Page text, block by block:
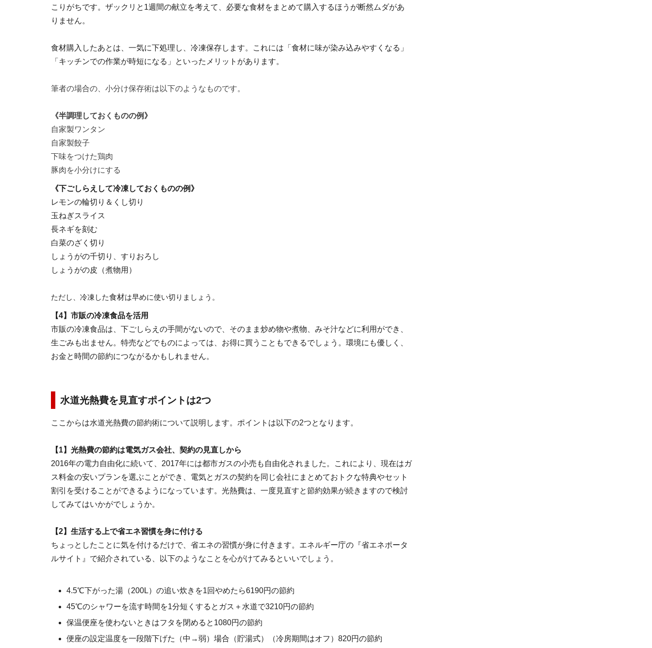
こりがちです。ザックリと1週間の献立を考えて、必要な食材をまとめて購入するほうが断然ムダがあ
りません。
食材購入したあとは、一気に下処理し、冷凍保存します。これには「食材に味が染み込みやすくなる」
「キッチンでの作業が時短になる」といったメリットがあります。
筆者の場合の、小分け保存術は以下のようなものです。
《半調理しておくものの例》
自家製ワンタン
自家製餃子
下味をつけた鶏肉
豚肉を小分けにする
《下ごしらえして冷凍しておくものの例》
レモンの輪切り＆くし切り
玉ねぎスライス
長ネギを刻む
白菜のざく切り
しょうがの千切り、すりおろし
しょうがの皮（煮物用）
ただし、冷凍した食材は早めに使い切りましょう。
【4】市販の冷凍食品を活用
市販の冷凍食品は、下ごしらえの手間がないので、そのまま炒め物や煮物、みそ汁などに利用ができ、
生ごみも出ません。特売などでものによっては、お得に買うこともできるでしょう。環境にも優しく、
お金と時間の節約につながるかもしれません。
水道光熱費を見直すポイントは2つ
ここからは水道光熱費の節約術について説明します。ポイントは以下の2つとなります。
【1】光熱費の節約は電気ガス会社、契約の見直しから
2016年の電力自由化に続いて、2017年には都市ガスの小売も自由化されました。これにより、現在はガ
ス料金の安いプランを選ぶことができ、電気とガスの契約を同じ会社にまとめておトクな特典やセット
割引を受けることができるようになっています。光熱費は、一度見直すと節約効果が続きますので検討
してみてはいかがでしょうか。
【2】生活する上で省エネ習慣を身に付ける
ちょっとしたことに気を付けるだけで、省エネの習慣が身に付きます。エネルギー庁の『省エネポータ
ルサイト』で紹介されている、以下のようなことを心がけてみるといいでしょう。
4.5℃下がった湯（200L）の追い炊きを1回やめたら6190円の節約
45℃のシャワーを流す時間を1分短くするとガス＋水道で3210円の節約
保温便座を使わないときはフタを閉めると1080円の節約
便座の設定温度を一段階下げた（中→弱）場合（貯湯式）（冷房期間はオフ）820円の節約